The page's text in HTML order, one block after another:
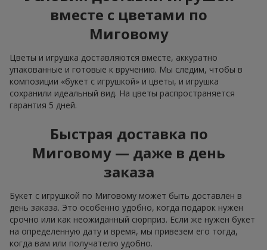
вместе с цветами по
Миговому
Цветы и игрушка доставляются вместе, аккуратно
упакованные и готовые к вручению. Мы следим, чтобы в
композиции «букет с игрушкой» и цветы, и игрушка
сохранили идеальный вид. На цветы распространяется
гарантия 5 дней.
Быстрая доставка по
Миговому — даже в день
заказа
Букет с игрушкой по Миговому может быть доставлен в
день заказа. Это особенно удобно, когда подарок нужен
срочно или как неожиданный сюрприз. Если же нужен букет
на определенную дату и время, мы привезем его тогда,
когда вам или получателю удобно.